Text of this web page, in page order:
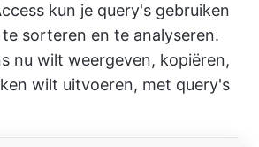
kun je query's gebruiken
sorteren en te analyseren.
nu wilt weergeven, kopiëren,
wilt uitvoeren, met query's